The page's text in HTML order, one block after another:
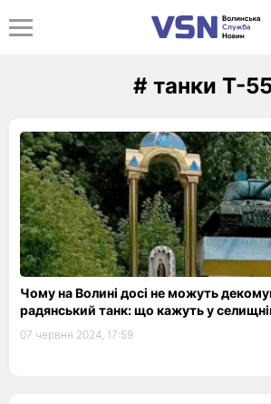
# танки Т-
Чому на Волині досі не можуть
радянський танк: що кажуть у
07 червня 2024, 17:59